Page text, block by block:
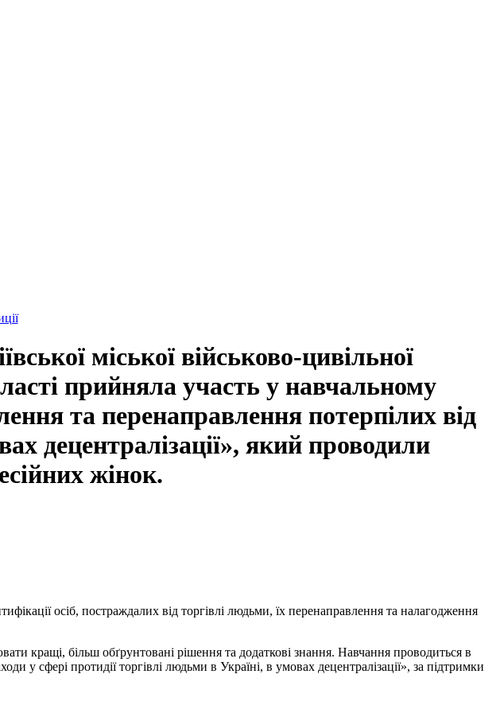
міської військово-цивільної
прийняла участь у навчальному
та перенаправлення потерпілих від
децентралізації», який проводили
жінок.
осіб, постраждалих від торгівлі людьми, їх перенаправлення та налагодження
кращі, більш обґрунтовані рішення та додаткові знання. Навчання проводиться в
у сфері протидії торгівлі людьми в Україні, в умовах децентралізації», за підтримки